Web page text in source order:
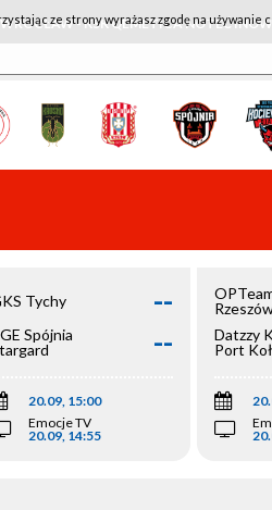
- KSK QEMETICA NOTEĆ
Tychy --
Spójnia
--
20.09, 15:00
Emocje TV
20.09, 14:55
Datzzy
Port
ze strony wyrażasz zgodę na używanie